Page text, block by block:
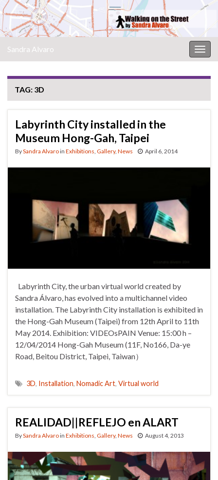
Sandra Alvaro
TAG: 3D
Labyrinth City installed in the
Museum Hong-Gah, Taipei
BySandra Alvaroin Exhibitions Gallery, News April 6, 2014
Labyrinth City, the urban virtual world created by
Sandra Álvaro, has evolved into a multichannel video
installation. The Labyrinth City installation is exhibited in
the Hong-Gah Museum (Taipei) from 12th April to 11th
May 2014. Exhibition: VIDEOsPAIN Venue: 15:00 h –
12/04/2014 Hong-Gah Museum (11F, No166, Da-ye
Road, Beitou District, Taipei, Taiwan）
3D, Installation, Nomadic Art, Virtual world
REALIDAD||REFLEJO en ALART
BySandra Alvaroin Exhibitions Gallery, News August 4, 2013